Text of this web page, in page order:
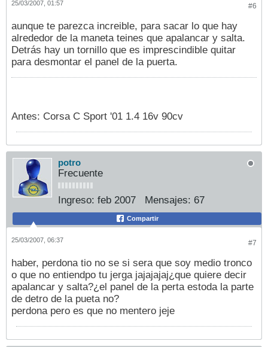
#6
25/03/2007, 01:57
aunque te parezca increible, para sacar lo que hay
alrededor de la maneta teines que apalancar y salta.
Detrás hay un tornillo que es imprescindible quitar
para desmontar el panel de la puerta.
Antes: Corsa C Sport '01 1.4 16v 90cv
potro
Frecuente
Ingreso: feb 2007 Mensajes: 67
Compartir
#7
25/03/2007, 06:37
haber, perdona tio no se si sera que soy medio tronco
o que no entiendpo tu jerga jajajajaj¿que quiere decir
apalancar y salta?¿el panel de la perta estoda la parte
de detro de la pueta no?
perdona pero es que no mentero jeje